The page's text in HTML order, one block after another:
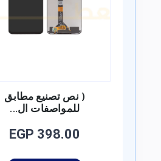
( نص تصنيع مطابق
للمواصفات ال...
EGP 398.00